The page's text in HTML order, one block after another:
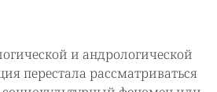
и андрологической
перестала рассматриваться